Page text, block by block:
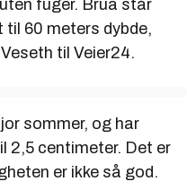
fuger. Brua står
60 meters dybde,
til Veier24.
sommer, og har
2,5 centimeter. Det er
er ikke så god.